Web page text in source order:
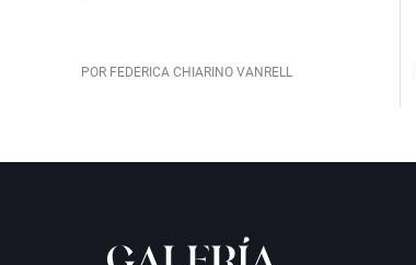
POR FEDERICA CHIARINO VANRELL